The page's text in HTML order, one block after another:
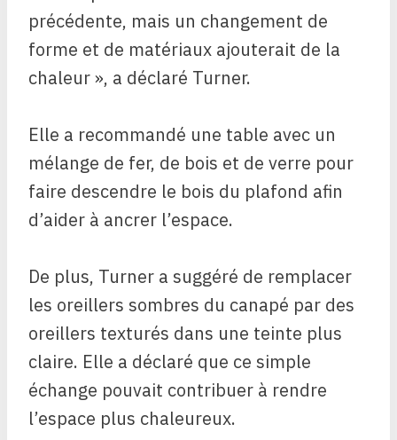
précédente, mais un changement de
forme et de matériaux ajouterait de la
chaleur », a déclaré Turner.
Elle a recommandé une table avec un
mélange de fer, de bois et de verre pour
faire descendre le bois du plafond afin
d’aider à ancrer l’espace.
De plus, Turner a suggéré de remplacer
les oreillers sombres du canapé par des
oreillers texturés dans une teinte plus
claire. Elle a déclaré que ce simple
échange pouvait contribuer à rendre
l’espace plus chaleureux.